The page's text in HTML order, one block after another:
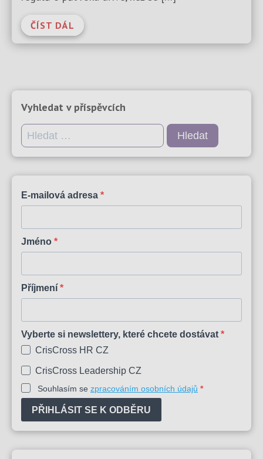
ČÍST DÁL
Vyhledat v příspěvcích
Vyhledávání
E-mailová adresa
Jméno
Příjmení
Vyberte si newslettery, které chcete dostávat
CrisCross HR CZ
CrisCross Leadership CZ
Souhlasím se zpracováním osobních údajů
PŘIHLÁSIT SE K ODBĚRU